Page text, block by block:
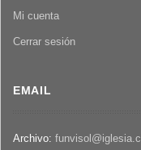
Mi cuenta
Cerrar sesión
EMAIL
Archivo: funvisol@iglesia.cl